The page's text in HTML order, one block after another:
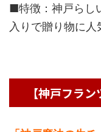
■特徴：神戸らし
入りで贈り物に人
【神戸フラ